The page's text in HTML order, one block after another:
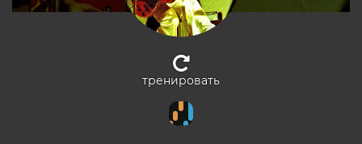
тренировать